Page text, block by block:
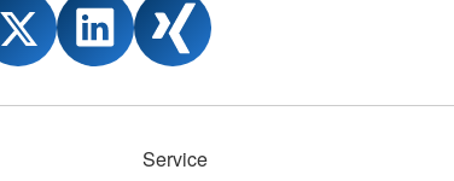
Service